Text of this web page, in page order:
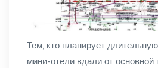
Тем, кто планирует
мини-отели вдали от